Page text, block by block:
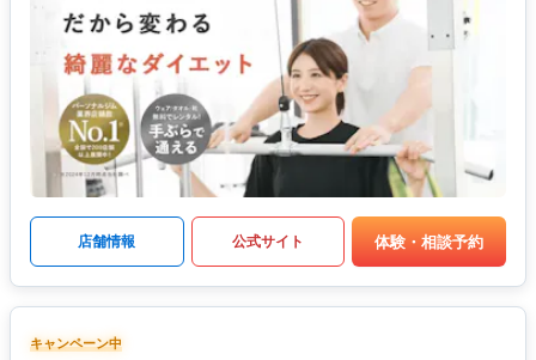
店舗情報 公式サイト 体験・相談予約
キャンペーン中